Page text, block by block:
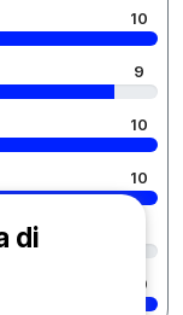
10
9
10
10
10
di